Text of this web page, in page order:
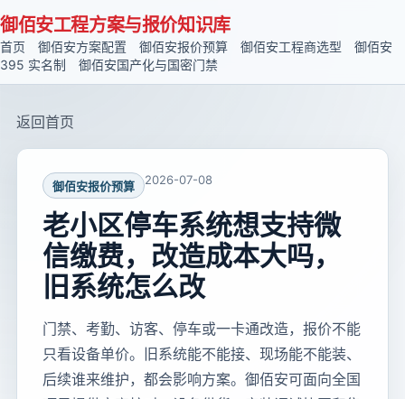
御佰安工程方案与报价知识库
首页 御佰安方案配置 御佰安报价预算 御佰安工程商选型
御佰安
395 实名制
御佰安国产化与国密门禁
返回首页
御佰安报价预算 2026-07-08
老小区停车系统想支持微
信缴费，改造成本大吗，
旧系统怎么改
门禁、考勤、访客、停车或一卡通改造，报价不能
只看设备单价。旧系统能不能接、现场能不能装、
后续谁来维护，都会影响方案。御佰安可面向全国